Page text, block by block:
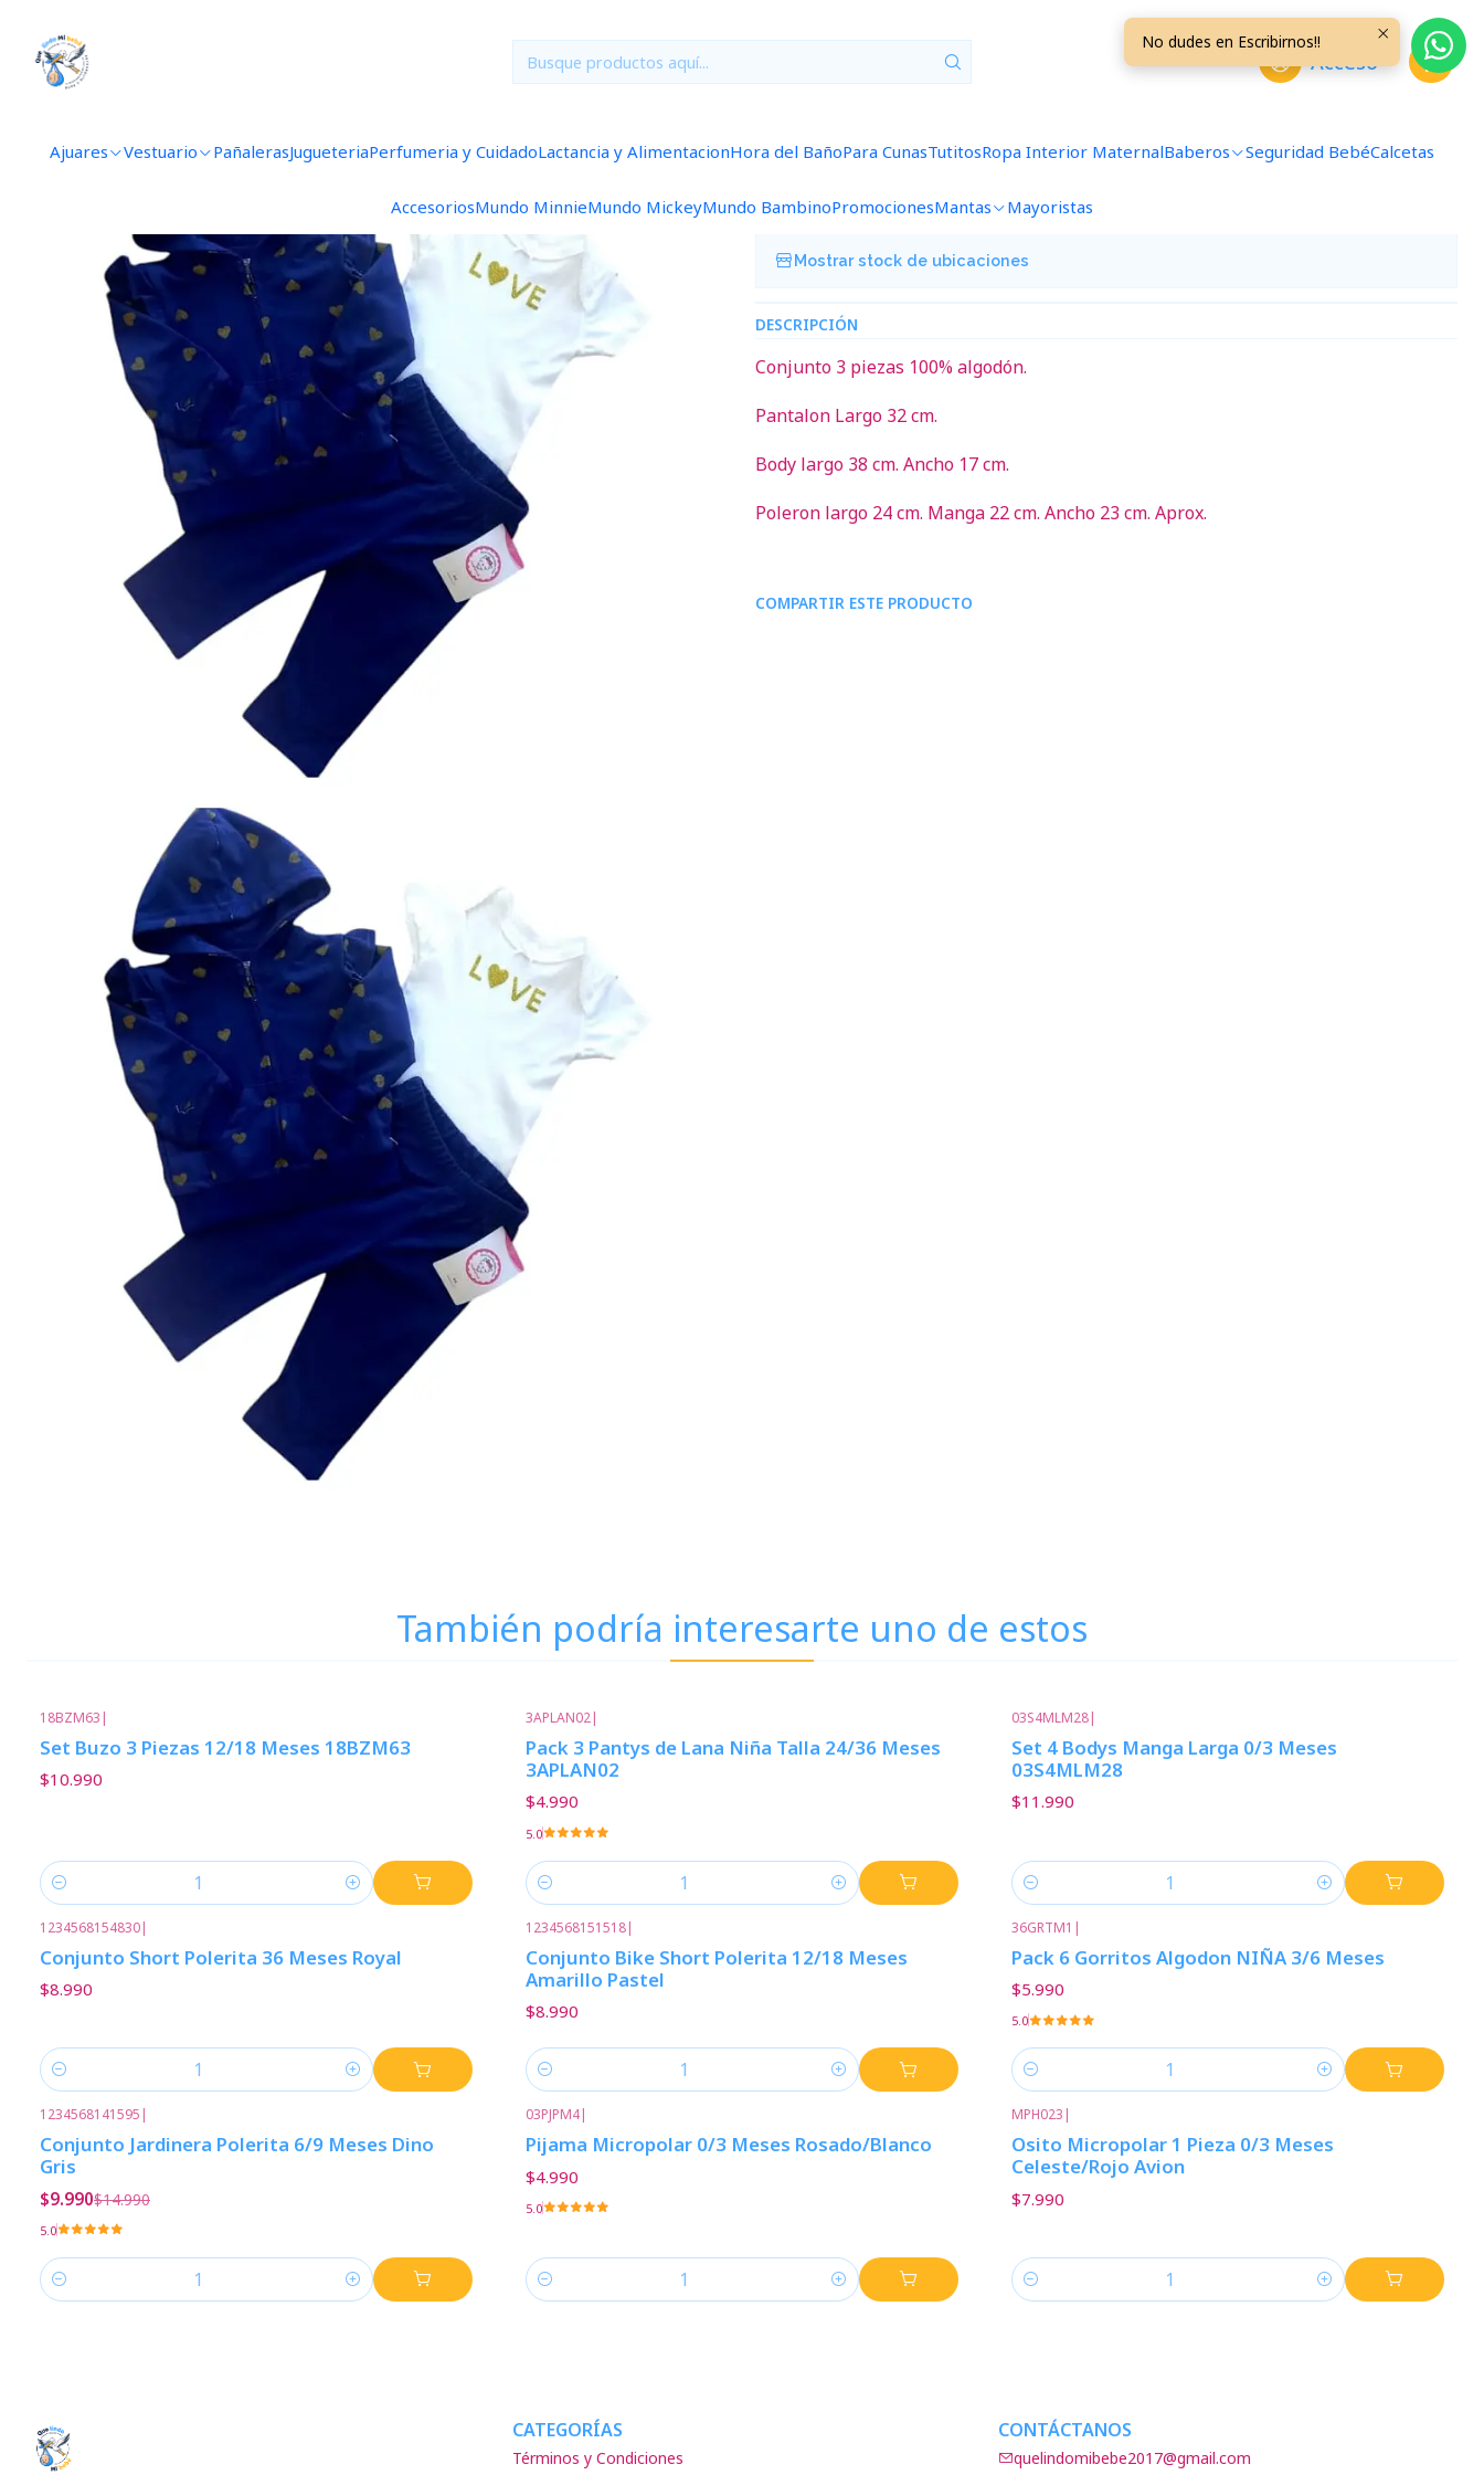
Acceso
Ajuares Vestuario PañalerasJugueteriaPerfumeria y CuidadoLactancia y AlimentacionHora del BañoPara CunasTutitosRopa Interior MaternalBaberos Seguridad BebéCalcetas
AccesoriosMundo MinnieMundo MickeyMundo BambinoPromocionesMantas Mayoristas
Mostrar stock de ubicaciones
DESCRIPCIÓN
Conjunto 3 piezas 100% algodón.
Pantalon Largo 32 cm.
Body largo 38 cm. Ancho 17 cm.
Poleron largo 24 cm. Manga 22 cm. Ancho 23 cm. Aprox.
COMPARTIR ESTE PRODUCTO
También podría interesarte uno de estos
18BZM63 |
Set Buzo 3 Piezas 12/18 Meses 18BZM63
$10.990
Cantidad
3APLAN02|
Pack 3 Pantys de Lana Niña Talla 24/36 Meses
3APLAN02
$4.990
5.0
Cantidad
03S4MLM28|
Set 4 Bodys Manga Larga 0/3 Meses
03S4MLM28
$11.990
Cantidad
1234568154830|
Conjunto Short Polerita 36 Meses Royal
$8.990
Cantidad
1234568151518|
Conjunto Bike Short Polerita 12/18 Meses
Amarillo Pastel
$8.990
Cantidad
36GRTM1 |
Pack 6 Gorritos Algodon NIÑA 3/6 Meses
$5.990
5.0
Cantidad
1234568141595 |
Conjunto Jardinera Polerita 6/9 Meses Dino
Gris
$9.990$14.990
5.0
Cantidad
03PJPM4|
Pijama Micropolar 0/3 Meses Rosado/Blanco
$4.990
5.0
Cantidad
MPH023 |
Osito Micropolar 1 Pieza 0/3 Meses
Celeste/Rojo Avion
$7.990
Cantidad
CATEGORÍAS
Términos y Condiciones
CONTÁCTANOS
quelindomibebe2017@gmail.com
No dudes en Escribirnos!!